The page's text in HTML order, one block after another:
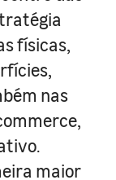
físicas,
nas
maior